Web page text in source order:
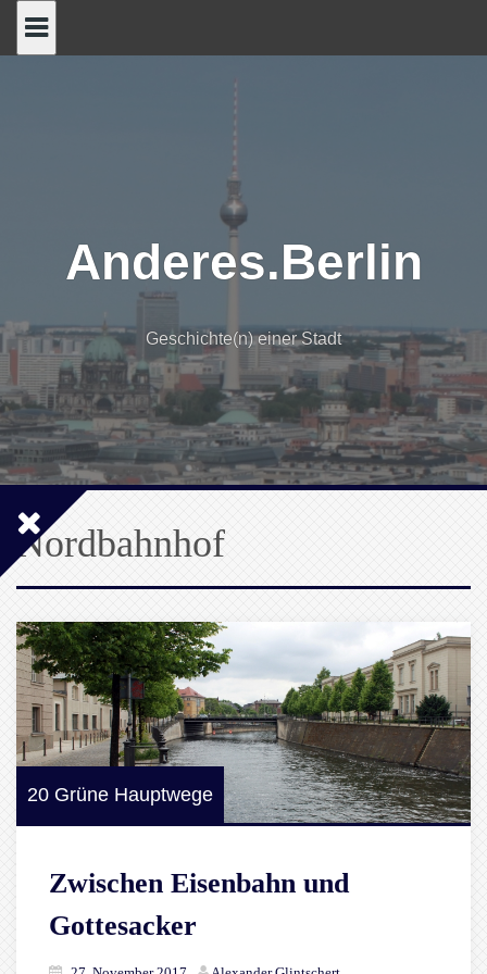
Anderes.Berlin
Geschichte(n) einer Stadt
Nordbahnhof
20 Grüne Hauptwege
Zwischen Eisenbahn und
Gottesacker